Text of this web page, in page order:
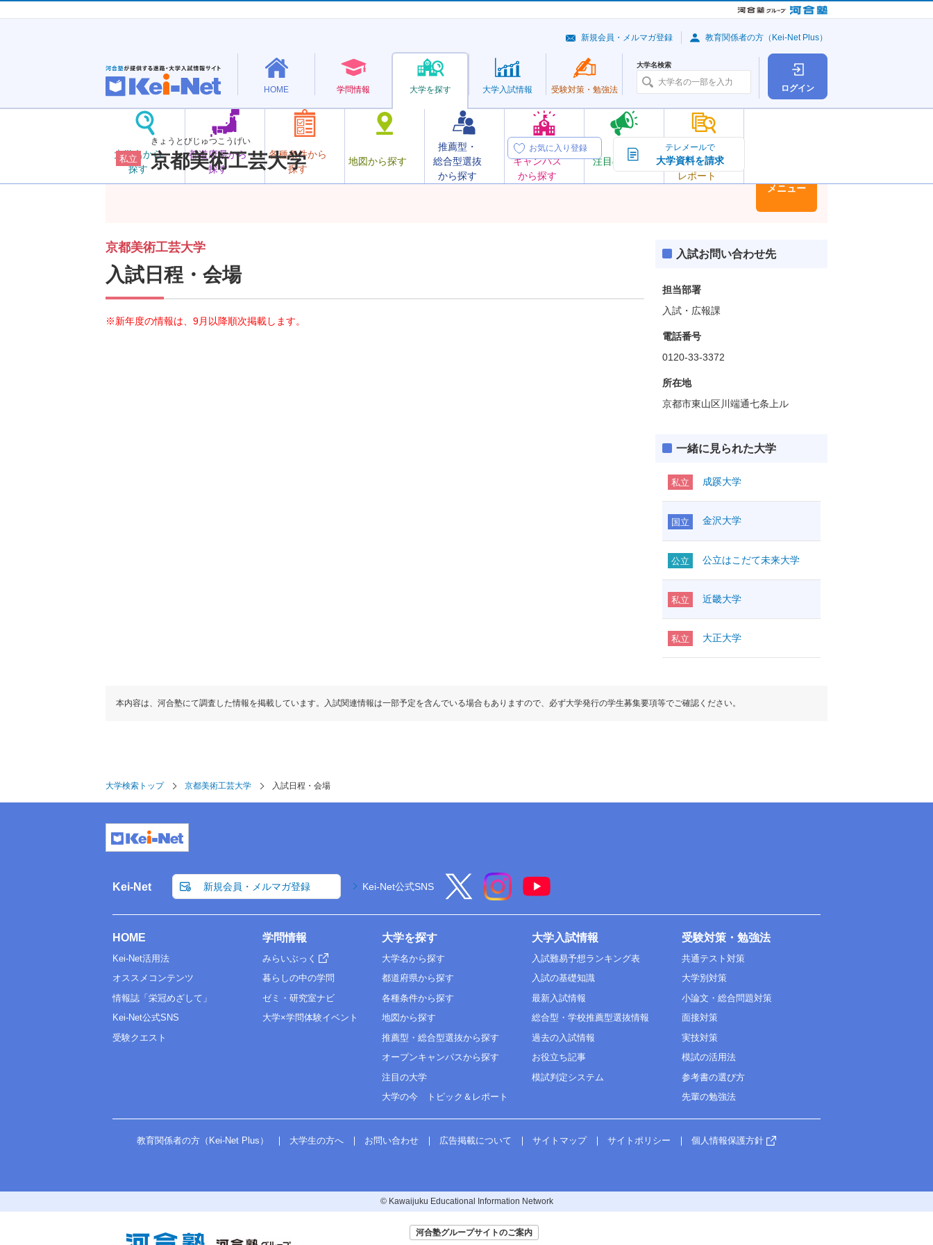
ログイン
HOME 学問情報 大学を探す
大学名から
探す
都道府県から
探す
各種条件から
探す
地図から探す
推薦型・
総合型選抜
から探す
オープン
キャンパス
から探す
注目の大学
大学の今
トピック＆
レポート
大学入試情報 受験対策・ 勉強法
大学名検索
新規会員・メルマガ登録 教育関係者の方（Kei-Net Plus）
私立
きょうとびじゅつこうげい
京都美術工芸大学
お気に入り登録 テレメールで
大学資料を請求
メニュー
京都美術工芸大学
入試日程・会場
※新年度の情報は、9月以降順次掲載します。
入試お問い合わせ先
担当部署
入試・広報課
電話番号
0120-33-3372
所在地
京都市東山区川端通七条上ル
一緒に見られた大学
私立 成蹊大学
国立 金沢大学
公立 公立はこだて未来大学
私立 近畿大学
私立 大正大学
本内容は、河合塾にて調査した情報を掲載しています。入試関連情報は一部予定を含んでいる場合もありますので、必ず大学発行の学生募集要項等でご確認ください。
大学検索トップ 京都美術工芸大学 入試日程・会場
Kei-Net 新規会員・メルマガ登録 Kei-Net公式SNS
HOME
Kei-Net活用法
オススメコンテンツ
情報誌「栄冠めざして」
Kei-Net公式SNS
受験クエスト
学問情報
みらいぶっく
暮らしの中の学問
ゼミ・研究室ナビ
大学×学問体験イベント
大学を探す
大学名から探す
都道府県から探す
各種条件から探す
地図から探す
推薦型・総合型選抜から探す
オープンキャンパスから探す
注目の大学
大学の今 トピック＆レポート
大学入試情報
入試難易予想ランキング表
入試の基礎知識
最新入試情報
総合型・学校推薦型選抜情報
過去の入試情報
お役立ち記事
模試判定システム
受験対策・勉強法
共通テスト対策
大学別対策
小論文・総合問題対策
面接対策
実技対策
模試の活用法
参考書の選び方
先輩の勉強法
教育関係者の方（Kei-Net Plus） 大学生の方へ お問い合わせ 広告掲載について サイトマップ サイトポリシー 個人情報保護方針
© Kawaijuku Educational Information Network
河合塾グループサイトのご案内